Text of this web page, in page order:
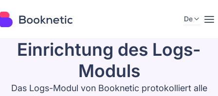
De
Einrichtung des Logs-
Moduls
Das Logs-Modul von Booknetic protokolliert alle